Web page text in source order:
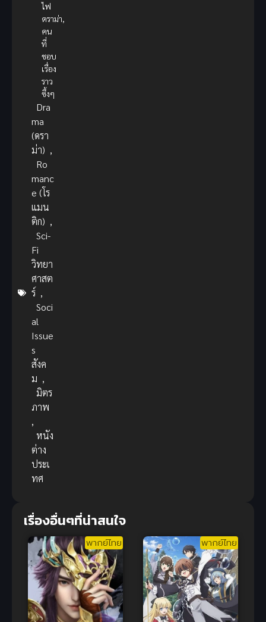
ไฟ
ดราม่า,
คน
ที่
ชอบ
เรื่อง
ราว
ซึ้งๆ
Dra
ma
(ดรา
ม่า) ,
Ro
manc
e (โร
แมน
ติก) ,
Sci-
Fi
วิทยา
ศาสต
ร์ ,
Soci
al
Issue
s
สังค
ม ,
มิตร
ภาพ
,
หนัง
ต่าง
ประเ
ทศ
เรื่องอื่นๆที่น่าสนใจ
พากย์ไทย พากย์ไทย